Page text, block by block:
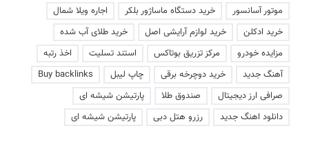
موتور آسانسور خرید دستگاه ماساژور بلکر
اجاره ویلا شمال
خرید ادکلن
خرید لوازم آرایشی اصل
خرید طلای آب شده
مزایده خودرو
مرکز تزریق بوتاکس استند تسلیت
اخذ رتبه
آهنگ جدید
خرید دوچرخه برقی چاپ لیبل
Buy backlinks
صرافی ارز دیجیتال
صندوق طلا
پارتیشن شیشه ای
دانلود اهنگ جدید
رزرو هتل دبی پارتیشن شیشه ای